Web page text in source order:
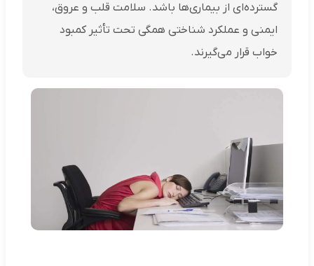
گسترده‌ای از بیماری‌ها باشد. سلامت قلب و عروق،
ایمنی و عملکرد شناختی همگی تحت تأثیر کمبود
خواب قرار می‌گیرند.